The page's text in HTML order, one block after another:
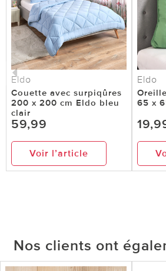
Eldo
Couette avec surpiqûres
200 x 200 cm Eldo bleu
clair
59,99
Voir l’article
Eldo
65 x
Nos clients ont